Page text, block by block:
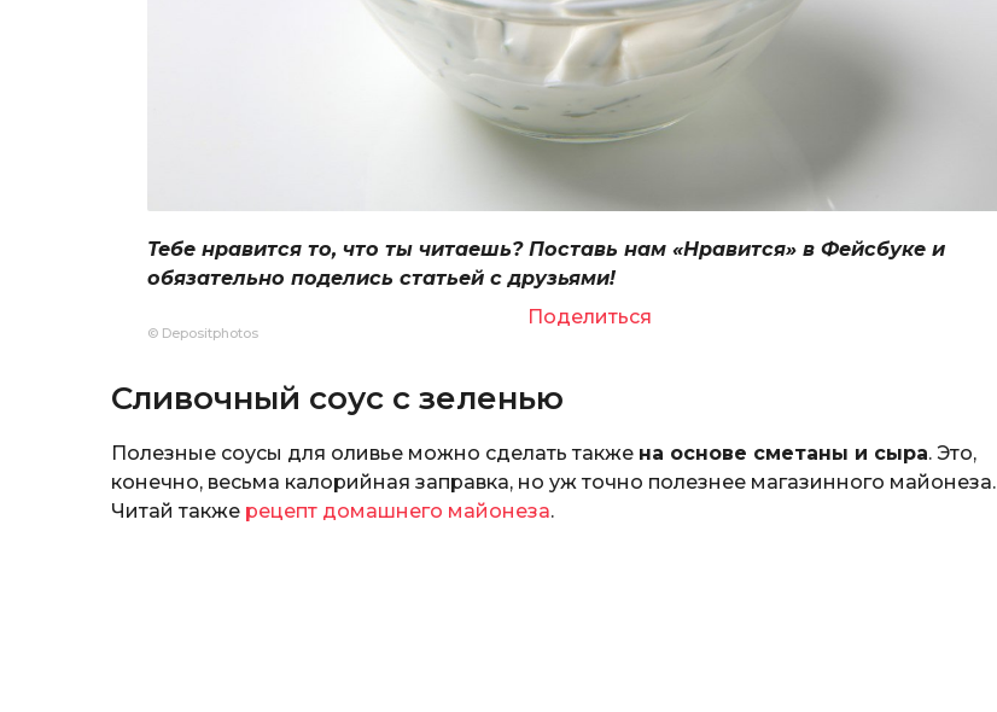
Тебе нравится то, что ты читаешь? Поставь нам «Нравится» в Фейсбуке и
обязательно поделись статьей с друзьями!
Поделиться
© Depositphotos
Сливочный соус с зеленью
Полезные соусы для оливье можно сделать также на основе сметаны и сыра. Это,
конечно, весьма калорийная заправка, но уж точно полезнее магазинного майонеза.
Читай также рецепт домашнего майонеза.